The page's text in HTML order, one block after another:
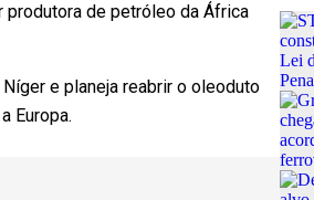
produtora de petróleo da África
e planeja reabrir o oleoduto
Europa.